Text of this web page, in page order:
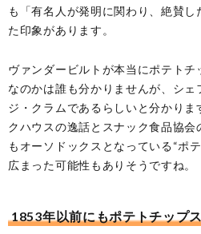
も「有名人が発明に関わり、絶賛
た印象があります。
ヴァンダービルトが本当にポテト
なのかは誰も分かりませんが、シ
ジ・クラムであるらしいと分かり
クハウスの逸話とスナック食品協
もオーソドックスとなっている“ポ
広まった可能性もありそうですね。
1853年以前にもポテトチップ